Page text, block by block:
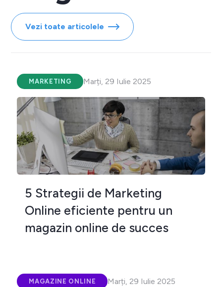
Vezi toate articolele
MARKETING Marți, 29 Iulie 2025
5 Strategii de Marketing
Online eficiente pentru un
magazin online de succes
MAGAZINE ONLINE Marți, 29 Iulie 2025